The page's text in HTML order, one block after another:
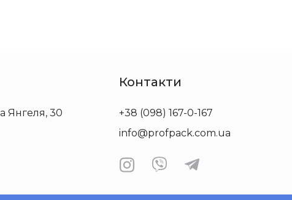
Янгеля, 30
Контакти
+38 (098) 167-0-167
info@profpack.com.ua